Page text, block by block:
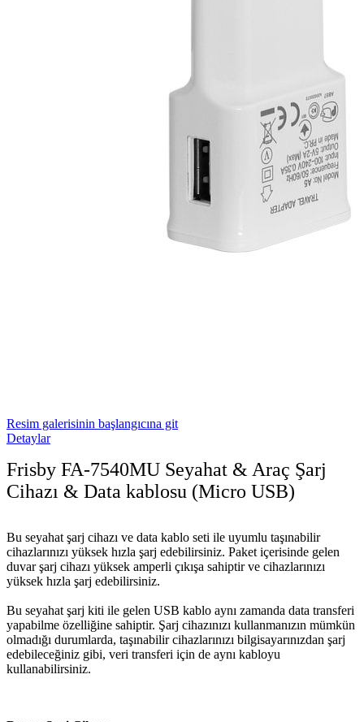
Resim galerisinin başlangıcına git
Detaylar
Frisby FA-7540MU Seyahat & Araç Şarj
Cihazı & Data kablosu (Micro USB)
Bu seyahat şarj cihazı ve data kablo seti ile uyumlu taşınabilir
cihazlarınızı yüksek hızla şarj edebilirsiniz. Paket içerisinde gelen
duvar şarj cihazı yüksek amperli çıkışa sahiptir ve cihazlarınızı
yüksek hızla şarj edebilirsiniz.
Bu seyahat şarj kiti ile gelen USB kablo aynı zamanda data transferi
yapabilme özelliğine sahiptir. Şarj cihazınızı kullanmanızın mümkün
olmadığı durumlarda, taşınabilir cihazlarınızı bilgisayarınızdan şarj
edebileceğiniz gibi, veri transferi için de aynı kabloyu
kullanabilirsiniz.